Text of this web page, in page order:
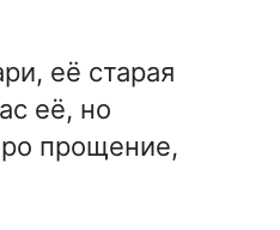
её старая
её, но
прощение,